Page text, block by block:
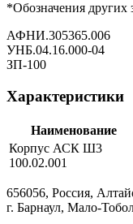
*Обозначения других
АФНИ.305365.006
УНБ.04.16.000-04
ЗП-100
Характеристики
Наименование
Корпус АСК Ш3
100.02.001
656056, Россия,
г. Барнаул, Мало-